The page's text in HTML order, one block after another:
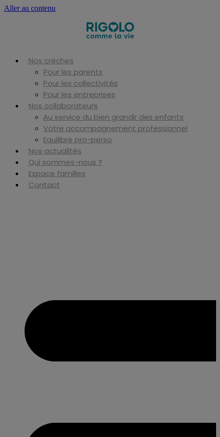
Aller au contenu
Nos crèches
Pour les parents
Pour les collectivités
Pour les entreprises
Nos collaborateurs
Au service du bien grandir des enfants
Votre accompagnement professionnel
Equilibre pro-perso
Nos actualités
Qui sommes-nous ?
Espace familles
Contact